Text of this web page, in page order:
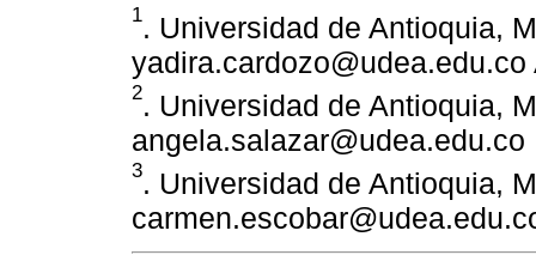
1. Universidad de Antioquia,
2. Universidad de Antioquia,
angela.salazar@udea.edu.co
3. Universidad de Antioquia,